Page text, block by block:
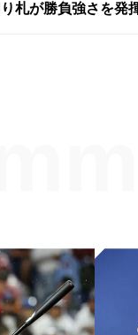
札が勝負強さを発